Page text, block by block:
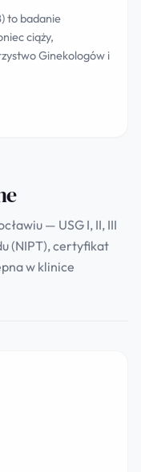
to badanie
ciąży,
Ginekologów i
— USG I, II, III
(NIPT), certyfikat
w klinice